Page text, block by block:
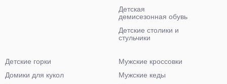
Детская
демисезонная обувь
Детские столики и
стульчики
Детские горки
Домики для кукол
Мужские кроссовки
Мужские кеды